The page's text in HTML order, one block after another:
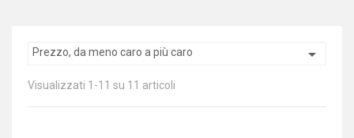
Prezzo, da meno caro a più caro 
Visualizzati 1-11 su 11 articoli